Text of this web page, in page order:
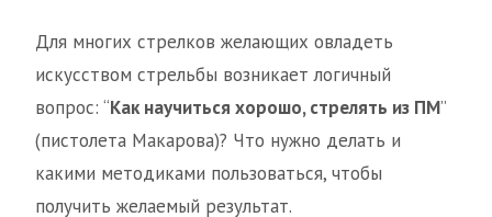
Для многих стрелков желающих овладеть
искусством стрельбы возникает логичный
вопрос: “Как научиться хорошо, стрелять из ПМ”
(пистолета Макарова)? Что нужно делать и
какими методиками пользоваться, чтобы
получить желаемый результат.